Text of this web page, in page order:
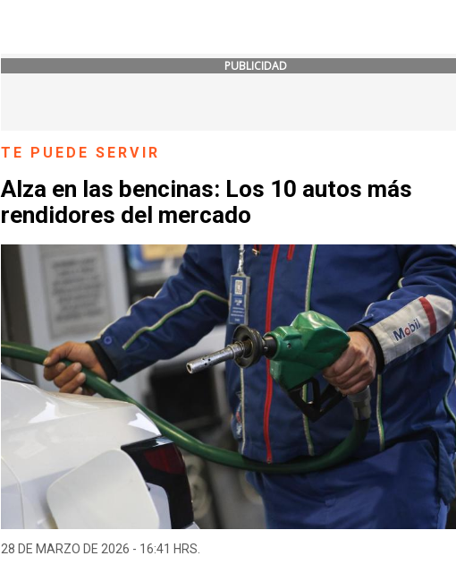
PUBLICIDAD
TE PUEDE SERVIR
Alza en las bencinas: Los 10 autos más
rendidores del mercado
28 DE MARZO DE 2026 - 16:41 HRS.